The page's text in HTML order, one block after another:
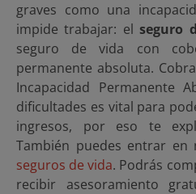
graves como una
impide trabajar: elseguro
seguro de vida con
permanente absoluta.
Incapacidad Permanente
dificultades es vital para
ingresos, por eso te
También puedes entrar en
seguros de vida. Podrás
recibir asesoramiento